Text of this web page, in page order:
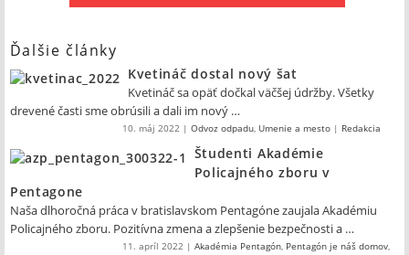
Ďalšie články
Kvetináč dostal nový šat
Kvetináč sa opäť dočkal väčšej údržby. Všetky
drevené časti sme obrúsili a dali im nový …
10. máj 2022 | Odvoz odpadu, Umenie a mesto| Redakcia
Študenti Akadémie
Policajného zboru v
Pentagone
Naša dlhoročná práca v bratislavskom Pentagóne zaujala Akadémiu
Policajného zboru. Pozitívna zmena a zlepšenie bezpečnosti a …
11. apríl 2022 | Akadémia Pentagón, Pentagón je náš domov,